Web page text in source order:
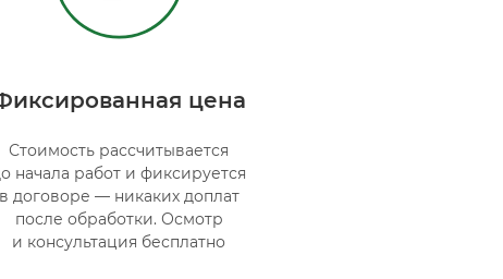
цена
Стоимость рассчитывается
начала работ и фиксируется
в договоре — никаких доплат
после обработки. Осмотр
и консультация бесплатно